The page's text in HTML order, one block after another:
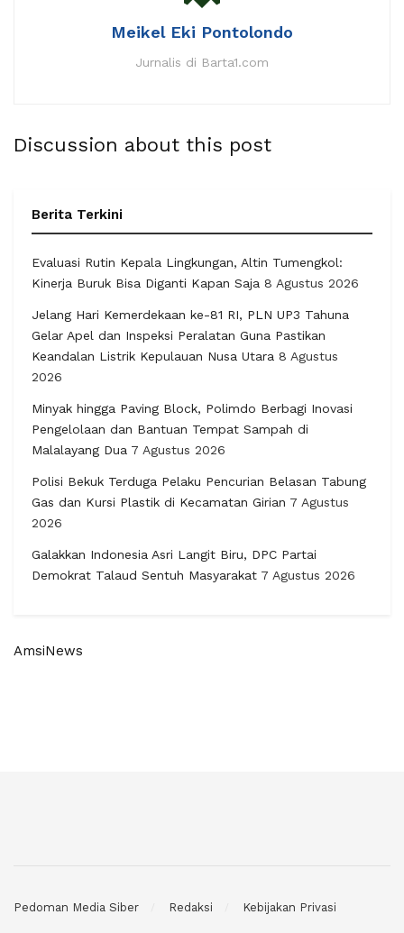
Meikel Eki Pontolondo
Jurnalis di Barta1.com
Discussion about this post
Berita Terkini
Evaluasi Rutin Kepala Lingkungan, Altin Tumengkol:
Kinerja Buruk Bisa Diganti Kapan Saja 8 Agustus 2026
Jelang Hari Kemerdekaan ke-81 RI, PLN UP3 Tahuna
Gelar Apel dan Inspeksi Peralatan Guna Pastikan
Keandalan Listrik Kepulauan Nusa Utara 8 Agustus
2026
Minyak hingga Paving Block, Polimdo Berbagi Inovasi
Pengelolaan dan Bantuan Tempat Sampah di
Malalayang Dua 7 Agustus 2026
Polisi Bekuk Terduga Pelaku Pencurian Belasan Tabung
Gas dan Kursi Plastik di Kecamatan Girian 7 Agustus
2026
Galakkan Indonesia Asri Langit Biru, DPC Partai
Demokrat Talaud Sentuh Masyarakat 7 Agustus 2026
AmsiNews
Pedoman Media Siber Redaksi Kebijakan Privasi